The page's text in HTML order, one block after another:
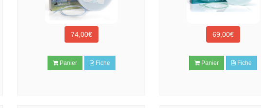
74,00€
Panier Fiche
69,00€
Panier Fiche